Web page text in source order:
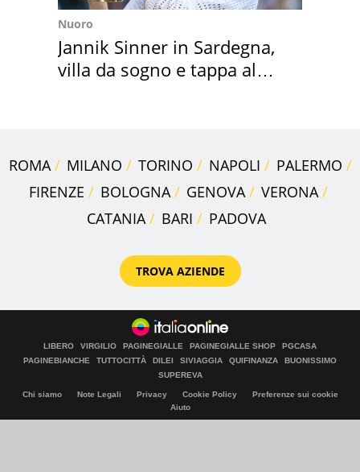
Nuoro
Jannik Sinner in Sardegna,
villa da sogno e tappa al
ROMA MILANO TORINO NAPOLI
PALERMO
FIRENZE
BOLOGNA GENOVA
VERONA
CATANIA
BARI PADOVA
TROVA AZIENDE
LIBERO VIRGILIO PAGINEGIALLE PAGINEGIALLE SHOP
PGCASA
PAGINEBIANCHE
TUTTOCITTÀ DILEI SIVIAGGIA QUIFINANZA
BUONISSIMO
SUPEREVA
Chi siamo Note Legali Privacy Cookie Policy
Preferenze sui cookie
Aiuto